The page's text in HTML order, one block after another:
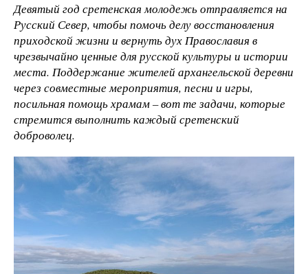
Девятый год сретенская молодежь отправляется на
Русский Север, чтобы помочь делу восстановления
приходской жизни и вернуть дух Православия в
чрезвычайно ценные для русской культуры и истории
места. Поддержание жителей архангельской деревни
через совместные мероприятия, песни и игры,
посильная помощь храмам – вот те задачи, которые
стремится выполнить каждый сретенский
доброволец.